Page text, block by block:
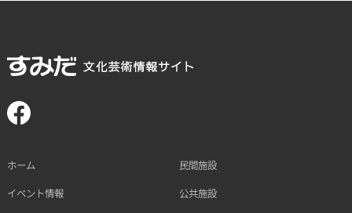
ホーム
イベント情報
民間施設
公共施設